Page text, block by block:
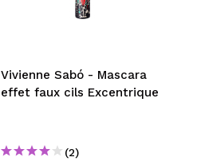
Vivienne Sabó - Mascara
effet faux cils Excentrique
(2)